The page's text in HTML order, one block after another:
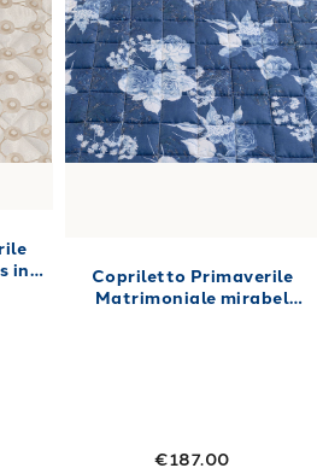
in
Copriletto Primaverile
Matrimoniale mirabel
€187.00